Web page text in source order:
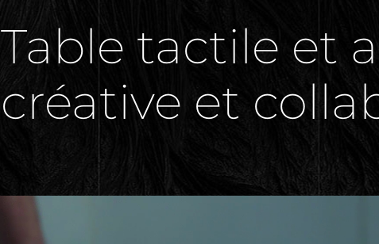
Table tactile et
créative et